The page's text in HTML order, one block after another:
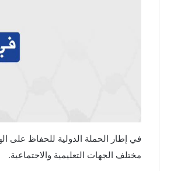
مختلف الجهات التعليمية والاجتماعية.